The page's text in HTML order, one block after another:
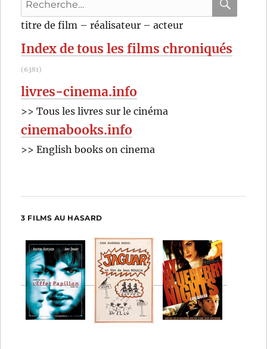
pour
:
titre de film – réalisateur – acteur
Index de tous les films chroniqués
(6381)
livres-cinema.info
>> Tous les livres sur le cinéma
cinemabooks.info
>> English books on cinema
3 FILMS AU HASARD